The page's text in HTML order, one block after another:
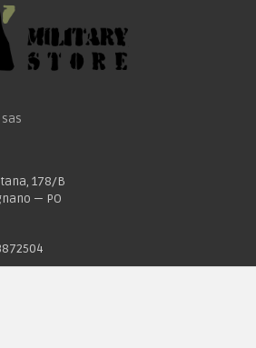
sas
178/B
— PO